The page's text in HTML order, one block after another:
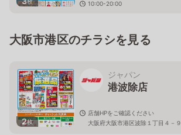
10:00-20:00
大阪市港区のチラシを見る
2枚
ジャパン
港波除店
店舗HPをご確認ください
大阪府大阪市港区波除１丁目４－９